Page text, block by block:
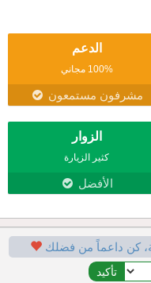
الدعم
100% مجاني
مشرفون مستمعون
الزوار
كثير الزيارة
الأفضل
كن داعماً من فضلك